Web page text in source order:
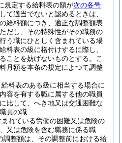
規定する給料表の額が次の各号
て適当でないと認めるときは、
給料額につき、適正な調整額表
ただし、その特殊性がその職務の
う職にひとしく含まれている場
料表の級に格付けするに際し、
ことを妨げないものとする。
こ
月額を本条の規定によつて調整
料表のある級に相当する場合に
容を有する職に属する他の職員
比して、へき地又は交通困難な
員の職
れている労働の困難又は危険の
又は危険を含む職務に係る職
調整額は、その調整前における給